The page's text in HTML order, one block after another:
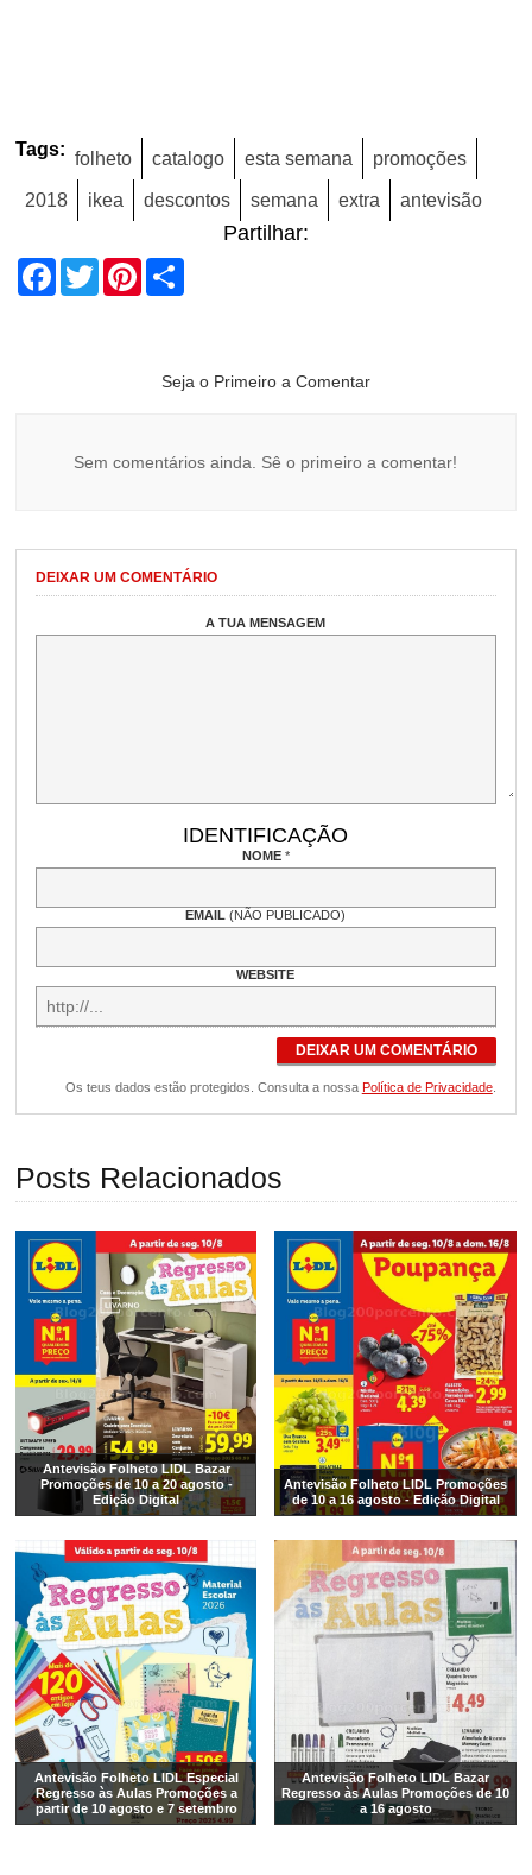
Tags: folheto catalogo esta semana promoções
2018 ikea descontos semana extra antevisão
Partilhar:
Facebook
TwitterPinterest
Seja o Primeiro a Comentar
Sem comentários ainda. Sê o primeiro a comentar!
DEIXAR UM COMENTÁRIO
A TUA MENSAGEM
IDENTIFICAÇÃO
NOME *
EMAIL(NÃO PUBLICADO)
WEBSITE
DEIXAR UM COMENTÁRIO
Os teus dados estão protegidos. Consulta a nossa Política de Privacidade.
Posts Relacionados
Antevisão Folheto LIDL Bazar
Promoções de 10 a 20 agosto -
Edição Digital
Antevisão Folheto LIDL Promoções
de 10 a 16 agosto - Edição Digital
Antevisão Folheto LIDL Especial
Regresso às Aulas Promoções a
partir de 10 agosto e 7 setembro
Antevisão Folheto LIDL Bazar
Regresso às Aulas Promoções de 10
a 16 agosto